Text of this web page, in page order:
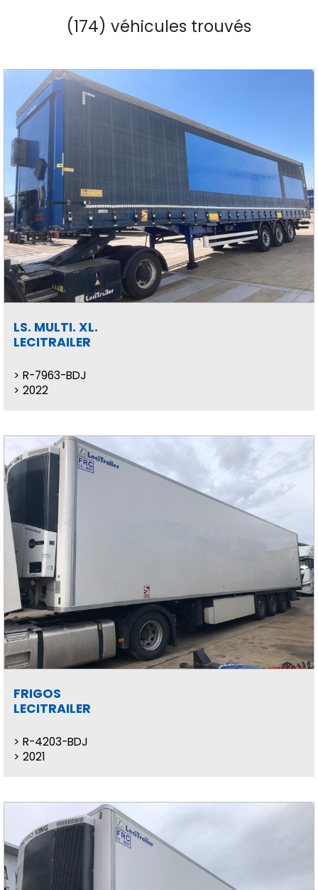
(174) véhicules trouvés
LS. MULTI. XL.
LECITRAILER
R-7963-BDJ
2022
FRIGOS
LECITRAILER
R-4203-BDJ
2021